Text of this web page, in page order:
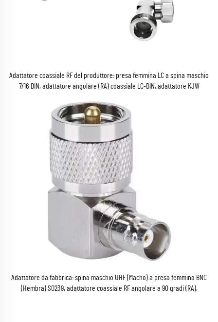
Adattatore coassiale RF del produttore: presa femmina LC a spina maschio
7/16 DIN, adattatore angolare (RA) coassiale LC-DIN, adattatore KJW
Adattatore da fabbrica: spina maschio UHF (Macho) a presa femmina BNC
(Hembra) SO239, adattatore coassiale RF angolare a 90 gradi (RA),